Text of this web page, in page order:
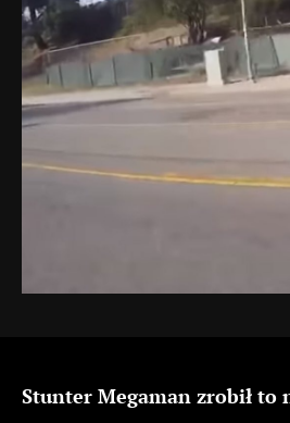
Stunter Megaman zrobił to